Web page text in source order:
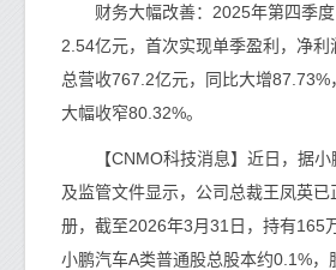
财务大幅改善：2025年第四季度
2.54亿元，首次实现单季盈利，净
总营收767.2亿元，同比大增87.73%
大幅收窄80.32%。
【CNMO科技消息】近日，据小
及监管文件显示，公司总裁王凤英已
册，截至2026年3月31日，持有165
小鹏汽车A类普通股总股本约0.1%，